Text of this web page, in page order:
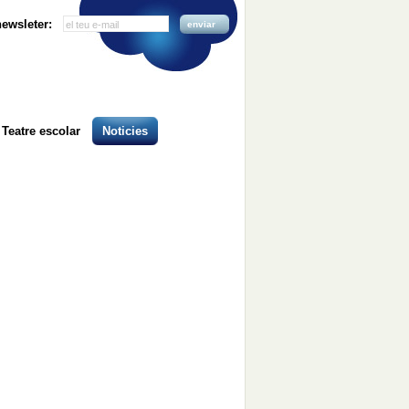
enviar
Teatre escolar Noticies